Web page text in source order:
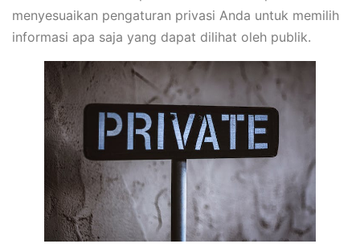
menyesuaikan pengaturan privasi Anda untuk memilih
informasi apa saja yang dapat dilihat oleh publik.